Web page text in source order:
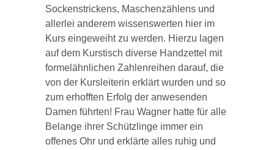
Sockenstrickens, Maschenzählens und
allerlei anderem wissenswerten hier im
Kurs eingeweiht zu werden. Hierzu lagen
auf dem Kurstisch diverse Handzettel mit
formelähnlichen Zahlenreihen darauf, die
von der Kursleiterin erklärt wurden und so
zum erhofften Erfolg der anwesenden
Damen führten! Frau Wagner hatte für alle
Belange ihrer Schützlinge immer ein
offenes Ohr und erklärte alles ruhig und